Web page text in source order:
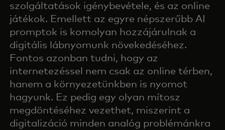
szolgáltatások igénybevétele, és az online
játékok. Emellett az egyre népszerűbb AI
promptok is komolyan hozzájárulnak a
digitális lábnyomunk növekedéséhez.
Fontos azonban tudni, hogy az
internetezéssel nem csak az online térben,
hanem a környezetünkben is nyomot
hagyunk. Ez pedig egy olyan mítosz
megdöntéséhez vezethet, miszerint a
digitalizáció minden analóg problémánkra